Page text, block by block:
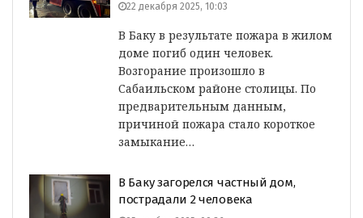
22 декабря 2025, 10:03
В Баку в результате пожара в жилом
доме погиб один человек.
Возгорание произошло в
Сабаильском районе столицы. По
предварительным данным,
причиной пожара стало короткое
замыкание…
В Баку загорелся частный дом,
пострадали 2 человека